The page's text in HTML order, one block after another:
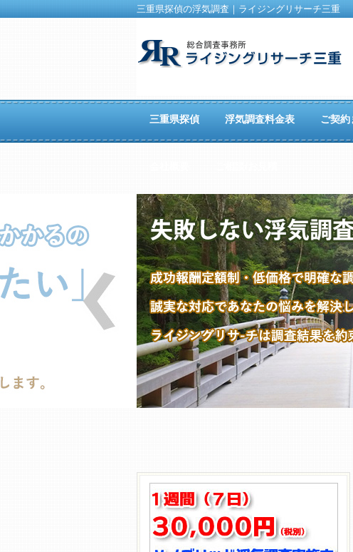
三重県探偵の浮気調査｜ライジングリサーチ三重
三重県探偵 浮気調査料金表 ご契約